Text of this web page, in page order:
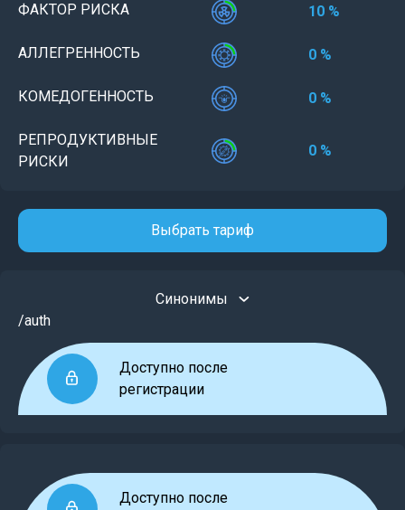
ФАКТОР РИСКА 10 %
АЛЛЕГРЕННОСТЬ 0 %
КОМЕДОГЕННОСТЬ 0 %
РЕПРОДУКТИВНЫЕ
РИСКИ
0 %
Выбрать тариф
Синонимы
/auth
Доступно после
регистрации
Доступно после